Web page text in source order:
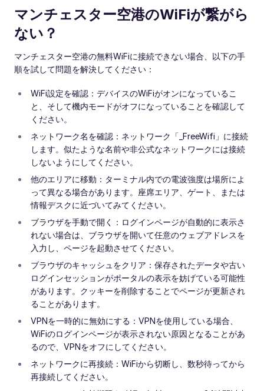
マンチェスター空港のWiFiが繋がら
ない？
マンチェスター空港の無料WiFiに接続できない場合、以下の手
順を試して問題を解決してください：
WiFi設定を確認：デバイスのWiFiがオンになっているこ
と、そして機内モードがオフになっていることを確認して
ください。
ネットワーク名を確認：ネットワーク「_FreeWifi」に接続
します。似たような名前や非公式なネットワークには接続
しないようにしてください。
他のエリアに移動：ターミナル内での電波強度は場所によ
って異なる場合があります。座席エリア、ゲート、または
情報デスクに近づいてみてください。
ブラウザを手動で開く：ログインページが自動的に表示さ
れない場合は、ブラウザを開いて任意のウェブアドレスを
入力し、ページを起動させてください。
ブラウザのキャッシュをクリア：保存されたデータや古い
ログインセッションがポータルの表示を妨げている可能性
があります。クッキーを削除することでページが更新され
ることがあります。
VPNを一時的に無効にする：VPNを使用している場合、
WiFiのログインページが表示されない原因となることがあ
るので、VPNをオフにしてください。
ネットワークに再接続：WiFiから切断し、数秒待ってから
再接続してください。